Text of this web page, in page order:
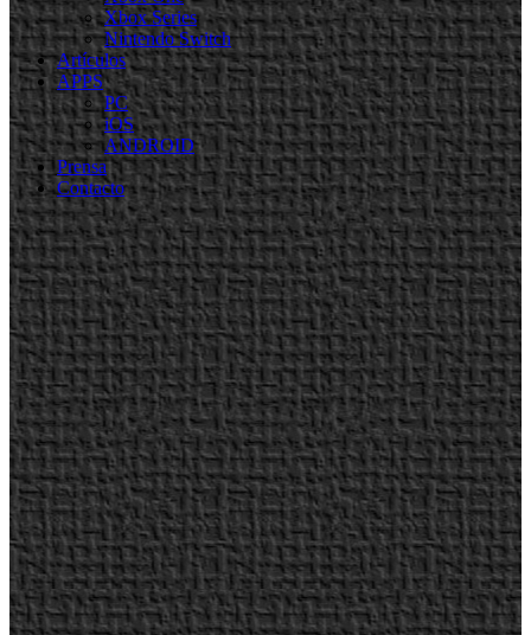
Xbox Series
Nintendo Switch
Artículos
APPS
PC
iOS
ANDROID
Prensa
Contacto